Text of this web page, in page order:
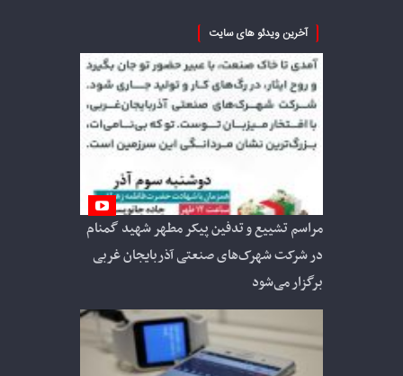
آخرین ویدئو های سایت
مراسم تشییع و تدفین پیکر مطهر شهید گمنام
در شرکت شهرک‌های صنعتی آذربایجان غربی
برگزار می‌شود